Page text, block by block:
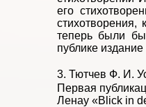
его
стихотворения,
теперь были
публике
3. Тютчев Ф. И.
Первая
Ленау «Blick in